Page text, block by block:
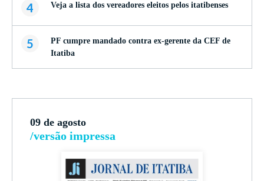
4 Veja a lista dos vereadores eleitos pelos itatibenses
5
PF cumpre mandado contra ex-gerente da CEF de
Itatiba
09 de agosto
/versão impressa